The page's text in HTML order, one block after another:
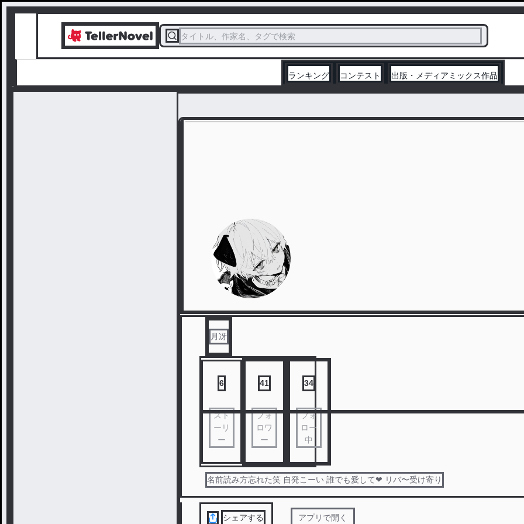
タイトル、作家名、タグで検索
ランキング コンテスト 出版・メディアミックス作品
月冴
6
スト
ーリ
ー
41
フォ
ロワ
ー
34
フォ
ロー
中
名前読み方忘れた笑 自発こーい 誰でも愛して❤︎ リバ〜受け寄り
シェアする アプリで開く